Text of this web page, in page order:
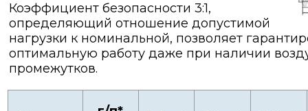
Коэффициент безопасности 3:1,
определяющий отношение допустимой
нагрузки к номинальной, позволяет
оптимальную работу даже при наличии
промежутков.